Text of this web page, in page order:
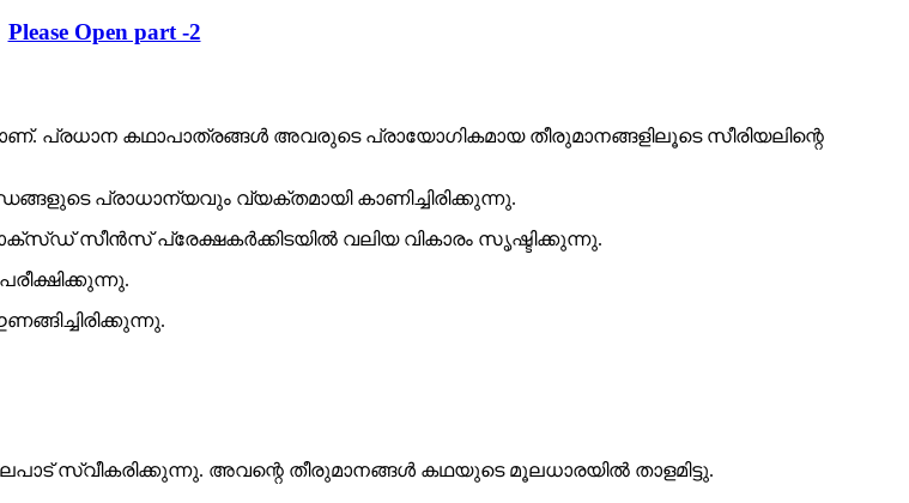
Please Open part -2
പ്രധാന കഥാപാത്രങ്ങൾ അവരുടെ പ്രായോഗികമായ തീരുമാനങ്ങളിലൂടെ സീരിയലിന്റെ
പ്രാധാന്യവും വ്യക്തമായി കാണിച്ചിരിക്കുന്നു.
സീൻസ് പ്രേക്ഷകർക്കിടയിൽ വലിയ വികാരം സൃഷ്ടിക്കുന്നു.
അവന്റെ തീരുമാനങ്ങൾ കഥയുടെ മൂലധാരയിൽ താളമിട്ടു.